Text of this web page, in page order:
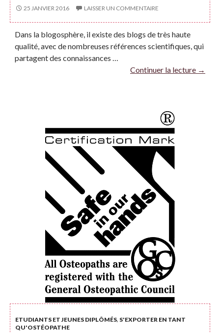
25 JANVIER 2016 LAISSER UN COMMENTAIRE
Dans la blogosphère, il existe des blogs de très haute
qualité, avec de nombreuses références scientifiques, qui
partagent des connaissances …
Continuer la lecture →
ETUDIANTS ET JEUNES DIPLÔMÉS, S'EXPORTER EN TANT
QU'OSTÉOPATHE